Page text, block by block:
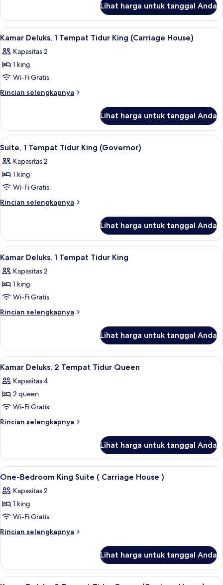
King
(Carriage
House
Heritage)
Kamar,
Tempat
King
(Carriage
Heritage)
Lihat harga untuk tanggal Anda
Lihat
semua
foto
untuk
Kamar
Deluks,
Tidur
King
(Carriage
House)
Seprai Frette Italia, seprai premium,
2
Kamar Deluks, 1 Tempat Tidur King (Carriage House)
Kapasitas 2
1 king
Wi-Fi Gratis
Rincian selengkapnya
Rincian
Kamar
Deluks,
1
Tidur
King
House)
Lihat harga untuk tanggal Anda
Lihat
semua
foto
untuk
Suite,
1
King
(Governor)
Suite, 1 Tempat Tidur King
1
Suite, 1 Tempat Tidur King (Governor)
Kapasitas 2
1 king
Wi-Fi Gratis
Rincian selengkapnya
Rincian
Suite,
Tempat
King
(Governor)
Lihat harga untuk tanggal Anda
Lihat
semua
foto
untuk
Kamar
Deluks,
Tidur
King
Seprai Frette Italia, seprai premium,
3
Kamar Deluks, 1 Tempat Tidur King
Kapasitas 2
1 king
Wi-Fi Gratis
Rincian selengkapnya
Rincian
Kamar
Deluks,
1
Tidur
King
Lihat harga untuk tanggal Anda
Lihat
semua
foto
untuk
Kamar
Deluks,
Tidur
Queen
Seprai Frette Italia, seprai premium,
3
Kamar Deluks, 2 Tempat Tidur Queen
Kapasitas 4
2 queen
Wi-Fi Gratis
Rincian selengkapnya
Rincian
Kamar
Deluks,
2
Tidur
Queen
Lihat harga untuk tanggal Anda
Lihat
semua
foto
untuk
One-
Bedroom
(
Carriage
Seprai Frette Italia, seprai premium,
3
One-Bedroom King Suite ( Carriage House )
Kapasitas 2
1 king
Wi-Fi Gratis
Rincian selengkapnya
Rincian
One-
Bedroom
Lihat harga untuk tanggal Anda
Lihat Seprai Frette Italia, seprai premium,